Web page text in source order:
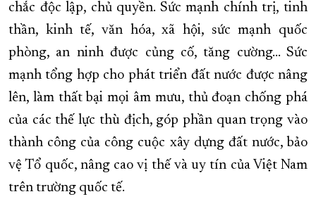
chắc độc lập, chủ quyền. Sức mạnh chính trị, tinh
thần, kinh tế, văn hóa, xã hội, sức mạnh quốc
phòng, an ninh được củng cố, tăng cường... Sức
mạnh tổng hợp cho phát triển đất nước được nâng
lên, làm thất bại mọi âm mưu, thủ đoạn chống phá
của các thế lực thù địch, góp phần quan trọng vào
thành công của công cuộc xây dựng đất nước, bảo
vệ Tổ quốc, nâng cao vị thế và uy tín của Việt Nam
trên trường quốc tế.